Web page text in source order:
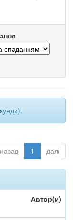
назад 1 далі
Автор(и)